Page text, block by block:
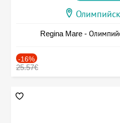
Regina Mare -
-16%
25.57€